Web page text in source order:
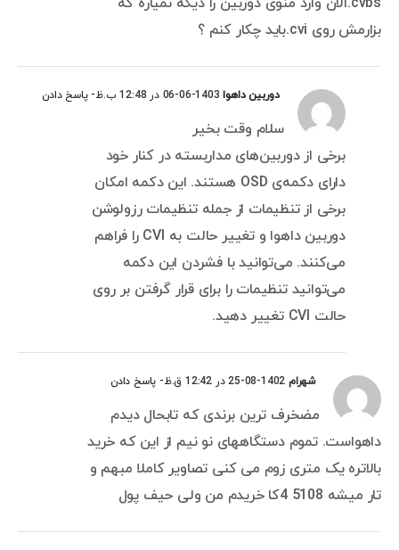
cvbs.الان وارد منوی دوربین را دیگه نمیاره که
بزارمش روی cvi.باید چکار کنم ؟
دوربین داهوا1403-06-06 در 12:48 ب.ظ - پاسخ دادن
سلام وقت بخیر
برخی از دوربین‌های مداربسته در کنار خود
دارای دکمه‌ی OSD هستند. این دکمه امکان
برخی از تنظیمات از جمله تنظیمات رزولوشن
دوربین داهوا و تغییر حالت به CVI را فراهم
می‌کنند. می‌توانید با فشردن این دکمه
می‌توانید تنظیمات را برای قرار گرفتن بر روی
حالت CVI تغییر دهید.
شهرام - پاسخ دادن
مضخرف ترین برندی که تابحال دیدم
داهواست. تموم دستگاههای نو نیم از این که خرید
بالاتره یک متری زوم می کنی تصاویر کاملا مبهم و
تار میشه 5108 4کا خریدم من ولی حیف پول